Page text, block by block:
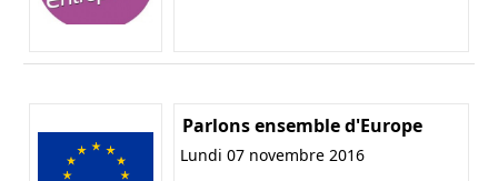
Parlons ensemble d'Europe
Lundi 07 novembre 2016